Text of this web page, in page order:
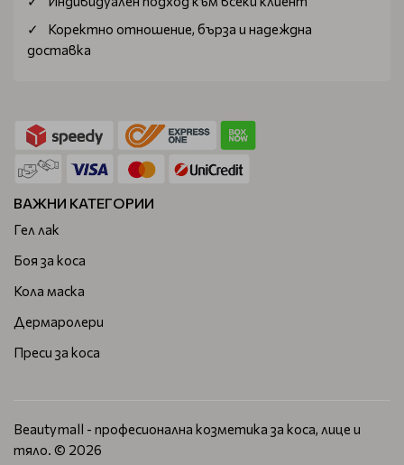
Коректно отношение, бърза и надеждна
доставка
ВАЖНИ КАТЕГОРИИ
Гел лак
Боя за коса
Кола маска
Дермаролери
Преси за коса
Beautymall - професионална козметика за коса, лице и
тяло. © 2026